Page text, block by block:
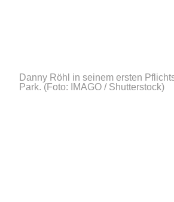
Danny Röhl in seinem ersten
Park. (Foto: IMAGO / Shutterstock)